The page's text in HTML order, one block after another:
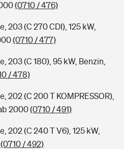
(0710 / 476)
203 (C 270 CDI), 125 kW,
(0710 / 477)
203 (C 180), 95 kW, Benzin,
/ 478)
202 (C 200 T KOMPRESSOR),
2000(0710 / 491)
202 (C 240 T V6), 125 kW,
(0710 / 492)